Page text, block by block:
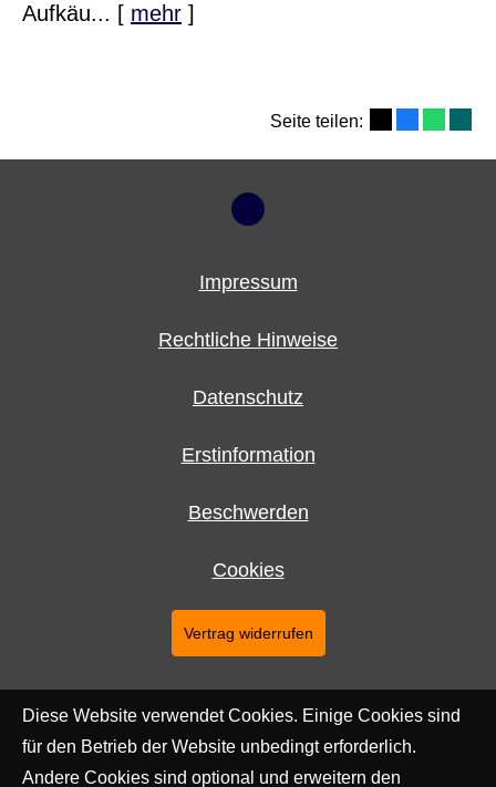
Aufkäu... [ mehr ]
Seite teilen:
Impressum
Rechtliche Hinweise
Datenschutz
Erstinformation
Beschwerden
Cookies
Vertrag widerrufen
Diese Website verwendet Cookies. Einige Cookies sind
für den Betrieb der Website unbedingt erforderlich.
Andere Cookies sind optional und erweitern den